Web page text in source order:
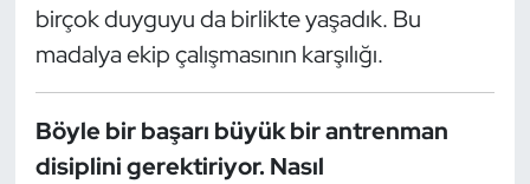
birçok duyguyu da birlikte yaşadık. Bu
madalya ekip çalışmasının karşılığı.
Böyle bir başarı büyük bir antrenman
disiplini gerektiriyor. Nasıl
Vücut Geliştirme Fitness
Wushu Kungfu
Yelken